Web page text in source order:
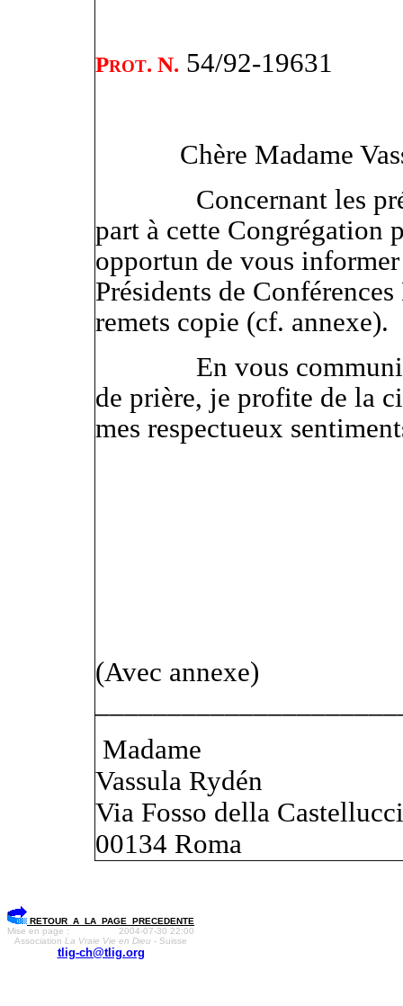
PROT. N. 54/92-19631
Chère Madame
Concernant les
part à cette Congrégation
opportun de vous
Présidents de
remets copie (cf. annexe).
En vous
de prière, je profite de la
mes respectueux
(Avec annexe)
Madame
Vassula Rydén
Via Fosso della
00134 Roma
RETOUR A LA PAGE PRECEDENTE
Mise en page :
2004-07-30 22:00
Association La Vraie Vie en Dieu - Suisse
tlig-ch@tlig.org